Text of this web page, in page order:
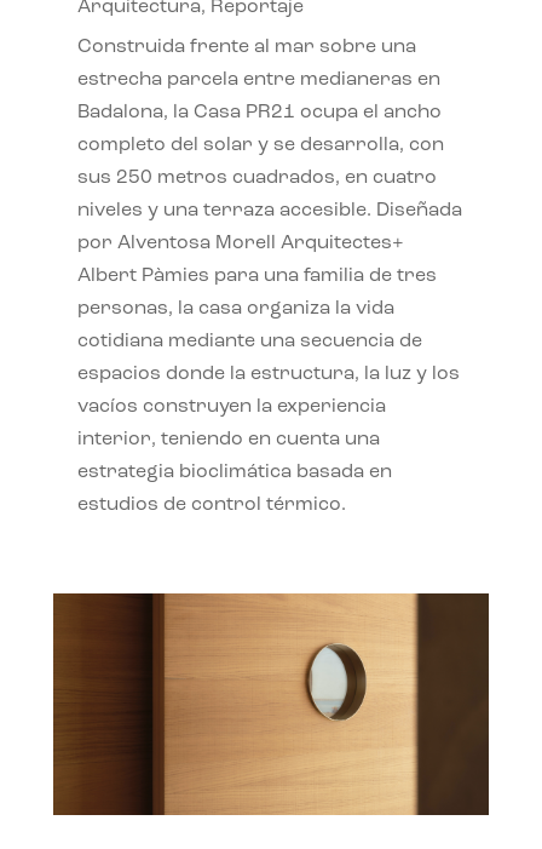
Arquitectura, Reportaje
Construida frente al mar sobre una
estrecha parcela entre medianeras en
Badalona, la Casa PR21 ocupa el ancho
completo del solar y se desarrolla, con
sus 250 metros cuadrados, en cuatro
niveles y una terraza accesible. Diseñada
por Alventosa Morell Arquitectes+
Albert Pàmies para una familia de tres
personas, la casa organiza la vida
cotidiana mediante una secuencia de
espacios donde la estructura, la luz y los
vacíos construyen la experiencia
interior, teniendo en cuenta una
estrategia bioclimática basada en
estudios de control térmico.